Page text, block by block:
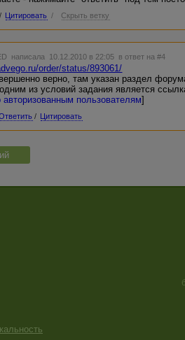
/ Цитировать / Скрыть ветку
написала 10.12.2010 в 22:05 в ответ на #4
order/status/893061/
верно, там указан раздел
из условий задания является
авторизованным пользователям]
/ Цитировать